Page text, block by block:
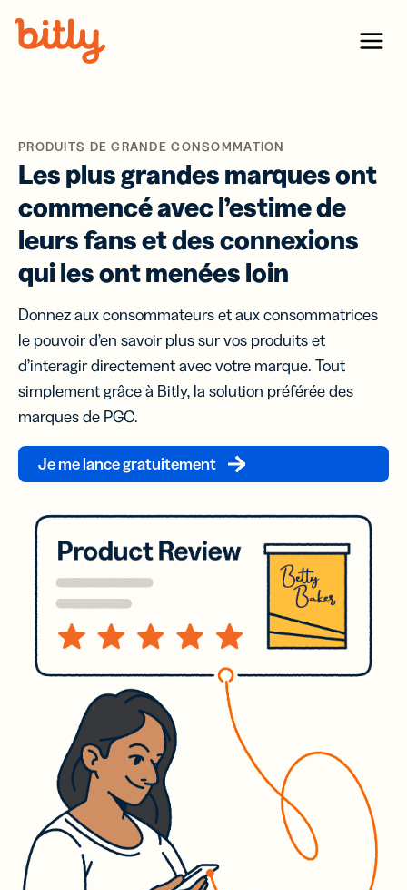
Menu
PRODUITS DE GRANDE CONSOMMATION
Les plus grandes marques ont
commencé avec l’estime de
leurs fans et des connexions
qui les ont menées loin
Donnez aux consommateurs et aux consommatrices
le pouvoir d’en savoir plus sur vos produits et
d’interagir directement avec votre marque. Tout
simplement grâce à Bitly, la solution préférée des
marques de PGC.
Je me lance gratuitement